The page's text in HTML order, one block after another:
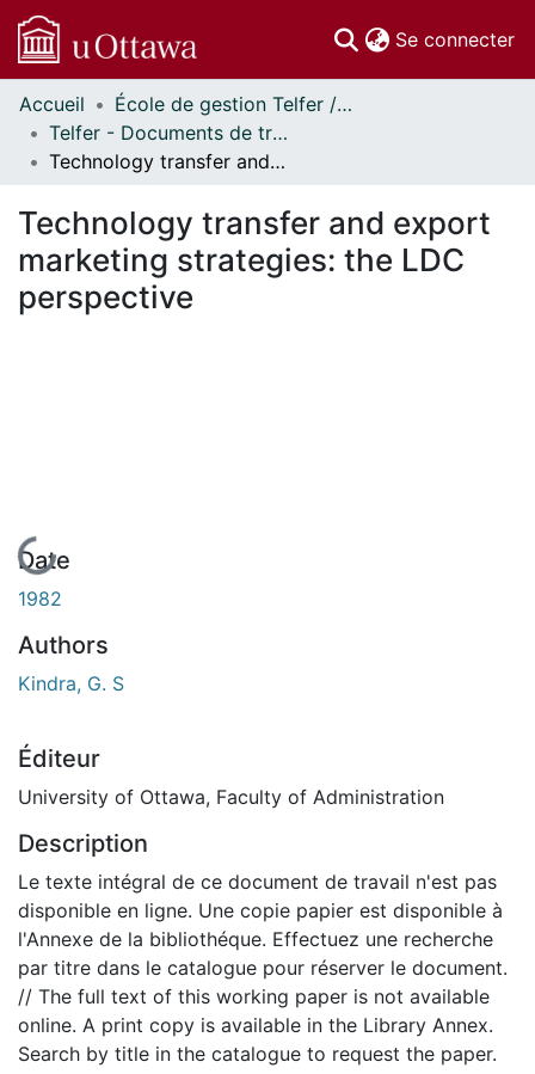
Se connecter
Communautés
et collections
Parcourir
À propos
Accueil
École de gestion Telfer // Telfer School of Management
Telfer - Documents de travail // Telfer - Working Papers
Technology transfer and export marketing strategies: the LDC perspective
Technology transfer and export
marketing strategies: the LDC
perspective
En cours de chargement...
Date
1982
Authors
Kindra, G. S
Éditeur
University of Ottawa, Faculty of Administration
Description
Le texte intégral de ce document de travail n'est pas
disponible en ligne. Une copie papier est disponible à
l'Annexe de la bibliothéque. Effectuez une recherche
par titre dans le catalogue pour réserver le document.
// The full text of this working paper is not available
online. A print copy is available in the Library Annex.
Search by title in the catalogue to request the paper.